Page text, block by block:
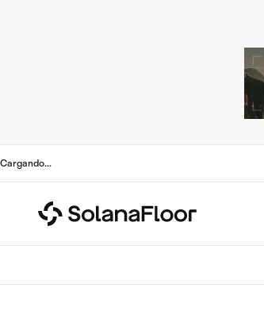
Cargando...